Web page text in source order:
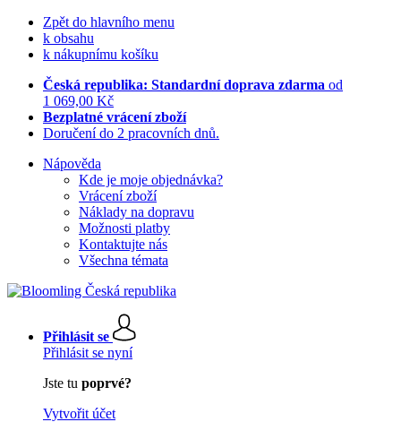
Zpět do hlavního menu
k obsahu
k nákupnímu košíku
Česká republika: Standardní doprava zdarma od
1 069,00 Kč
Bezplatné vrácení zboží
Doručení do 2 pracovních dnů.
Nápověda
Kde je moje objednávka?
Vrácení zboží
Náklady na dopravu
Možnosti platby
Kontaktujte nás
Všechna témata
Přihlásit se
Přihlásit se nyní
Jste tu poprvé?
Vytvořit účet